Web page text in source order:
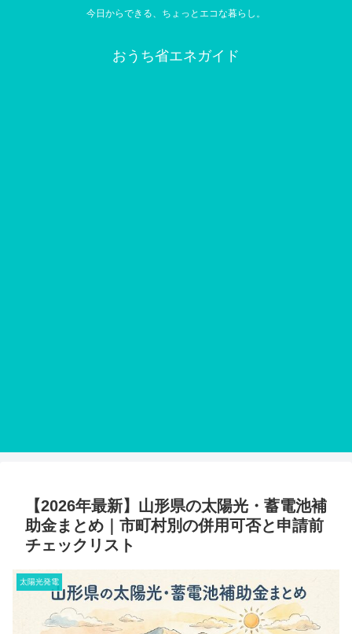
今日からできる、ちょっとエコな暮らし。
おうち省エネガイド
【2026年最新】山形県の太陽光・蓄電池補
助金まとめ｜市町村別の併用可否と申請前
チェックリスト
太陽光発電